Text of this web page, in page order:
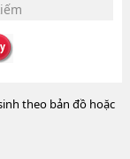
theo bản đồ hoặc